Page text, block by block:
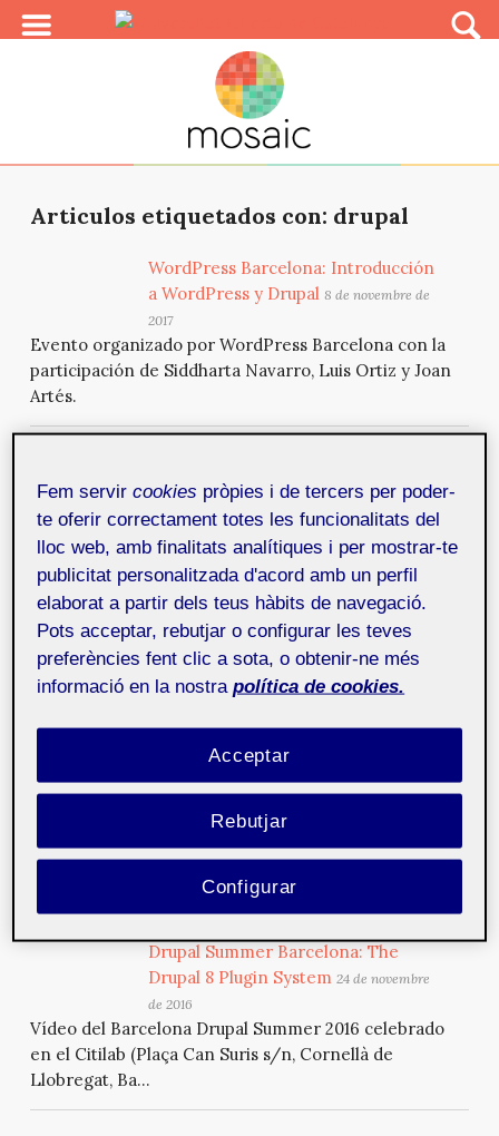
Articulos etiquetados con: drupal
WordPress Barcelona: Introducción
a WordPress y Drupal 8 de novembre de
2017
Evento organizado por WordPress Barcelona con la
participación de Siddharta Navarro, Luis Ortiz y Joan
Artés.
2017
Modern Web Event es un evento
gratuito y sin ánimo de lucro, enfocado
a todos aquellos que quieran aprender
so...
Drupal Summer Barcelona 2016 18 de
gener de 2017
a problemas que puedan surgir en Drupal 8.
desembre de 2016
Tres participantes del Drupal Summer Barcelona 2016,
nos hablan de behat, clean code y SEO.
Drupal Summer Barcelona: The
Drupal 8 Plugin System 24 de novembre
de 2016
Vídeo del Barcelona Drupal Summer 2016 celebrado
en el Citilab (Plaça Can Suris s/n, Cornellà de
Llobregat, Ba...
Fem servircookies pròpies i de tercers per poder-
te oferir correctament totes les funcionalitats del
lloc web, amb finalitats analítiques i per mostrar-te
publicitat personalitzada d'acord amb un perfil
elaborat a partir dels teus hàbits de navegació.
Pots acceptar, rebutjar o configurar les teves
preferències fent clic a sota, o obtenir-ne més
informació en la nostra política de cookies.
Rebutjar
Acceptar
Configurar